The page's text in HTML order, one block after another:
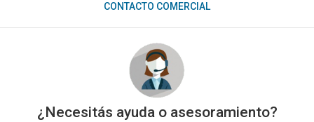
CONTACTO COMERCIAL
¿Necesitás ayuda o asesoramiento?